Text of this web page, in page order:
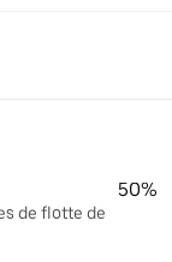
de flotte de
50%